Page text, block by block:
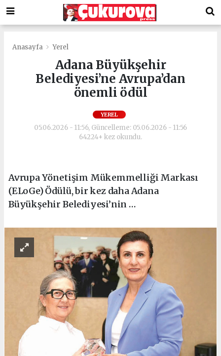
Anasayfa Yerel
Adana Büyükşehir
Belediyesi’ne Avrupa’dan
önemli ödül
YEREL
05.06.2026 - 11:56, Güncelleme: 05.06.2026 - 11:56
64224+ kez okundu.
Avrupa Yönetişim Mükemmelliği Markası
(ELoGe) Ödülü, bir kez daha Adana
Büyükşehir Belediyesi’nin …